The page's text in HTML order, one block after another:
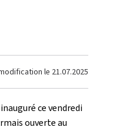
le 21.07.2025
inauguré ce vendredi
ouverte au